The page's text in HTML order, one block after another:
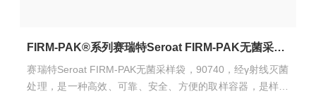
FIRM-PAK®系列赛瑞特Seroat FIRM-PAK无菌采样袋，90740
赛瑞特Seroat FIRM-PAK无菌采样袋，90740，经γ射线灭菌
处理，是一种高效、可靠、安全、方便的取样容器，是样品